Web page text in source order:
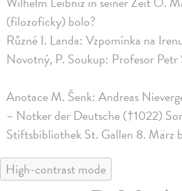
(filozoficky) bolo?
Různé I. Landa: Vzpomínka na
Novotný, P. Soukup: Profesor
Anotace M. Šenk: Andreas
– Notker der Deutsche (†1022)
Stiftsbibliothek St. Gallen 8. März
High-contrast mode